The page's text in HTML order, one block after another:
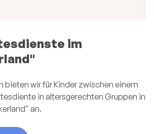
im
bieten wir für Kinder zwischen einem
in altersgerechten Gruppen in
an.